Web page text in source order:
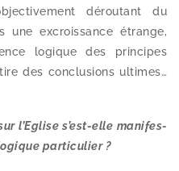
dérou­tant du
une excrois­sance étrange,
logique des prin­cipes
des conclu­sions ultimes…
l’Eglise s’est-elle mani­fes­
particulier ?